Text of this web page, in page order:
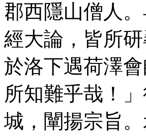
郡西隱山僧人
經大論，皆所
於洛下遇荷澤
所知難乎哉！
城，闡揚宗旨